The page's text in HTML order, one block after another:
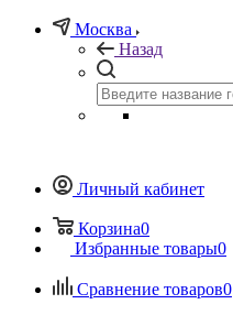
Москва
Назад
Личный кабинет
Корзина0
Избранные товары0
Сравнение товаров0